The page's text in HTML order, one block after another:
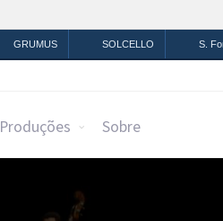
GRUMUS SOLCELLO S.
Produções Sobre